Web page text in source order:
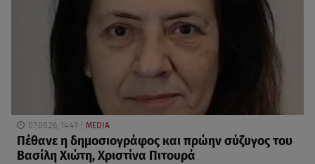
07.08.26, 14:49 MEDIA
Πέθανε η δημοσιογράφος και πρώην σύζυγος του
Βασίλη Χιώτη, Χριστίνα Πιτουρά